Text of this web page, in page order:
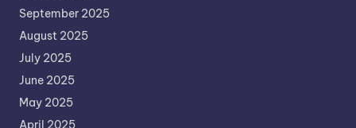
September 2025
August 2025
July 2025
June 2025
May 2025
April 2025